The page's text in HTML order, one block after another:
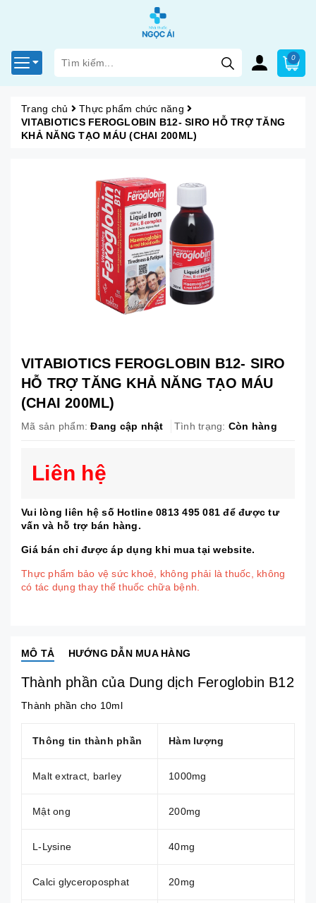
0
Trang chủ
Thực phẩm chức năng
VITABIOTICS FEROGLOBIN B12- SIRO HỖ TRỢ TĂNG
KHẢ NĂNG TẠO MÁU (CHAI 200ML)
VITABIOTICS FEROGLOBIN B12- SIRO
HỖ TRỢ TĂNG KHẢ NĂNG TẠO MÁU
(CHAI 200ML)
Mã sản phẩm: Đang cập nhật Tình trạng: Còn hàng
Liên hệ
Vui lòng liên hệ số Hotline 0813 495 081 để được tư
vấn và hỗ trợ bán hàng.
Giá bán chỉ được áp dụng khi mua tại website.
Thực phẩm bảo vệ sức khoẻ, không phải là thuốc, không
có tác dụng thay thế thuốc chữa bệnh.
MÔ TẢ HƯỚNG DẪN MUA HÀNG
Thành phần của Dung dịch Feroglobin B12
Thành phần cho 10ml
Thông tin thành phần Hàm lượng
Malt extract, barley 1000mg
Mật ong 200mg
L-Lysine 40mg
Calci glyceroposphat 20mg